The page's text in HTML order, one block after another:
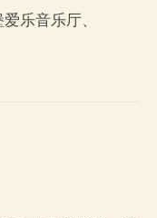
乐音乐厅、